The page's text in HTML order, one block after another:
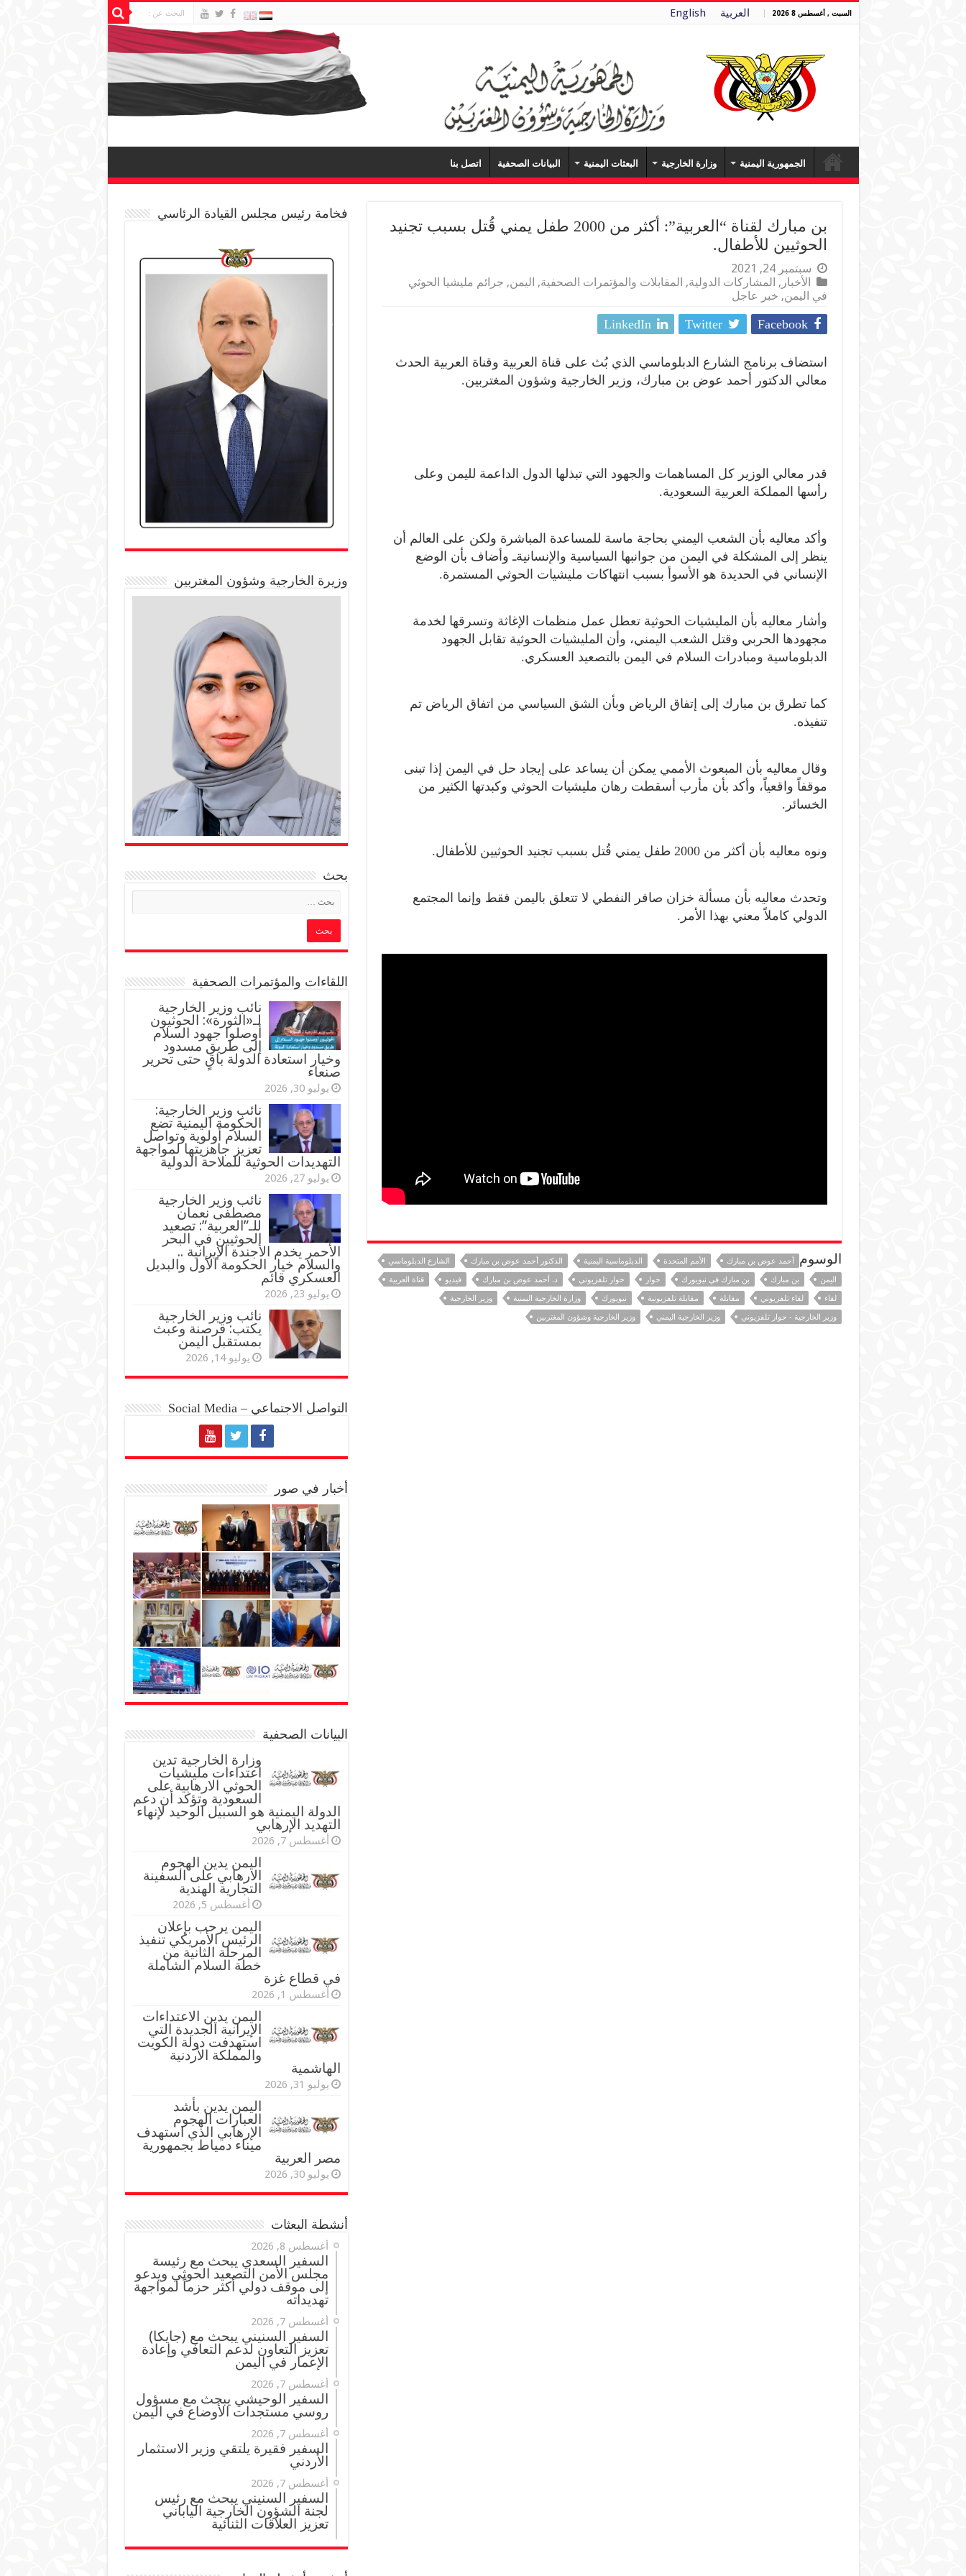
السبت , أغسطس 8 2026 العربية English
الجمهورية اليمنية وزارة الخارجية البعثات اليمنية البيانات الصحفية اتصل بنا
بن مبارك لقناة “العربية”: أكثر من 2000 طفل يمني قُتل بسبب تجنيد
الحوثيين للأطفال.
سبتمبر 24, 2021
الأخبار , المشاركات الدولية, المقابلات والمؤتمرات الصحفية, اليمن, جرائم مليشيا الحوثي
في اليمن, خبر عاجل
Facebook
Twitter
LinkedIn
استضاف برنامج الشارع الدبلوماسي الذي بُث على قناة العربية وقناة العربية الحدث
معالي الدكتور أحمد عوض بن مبارك، وزير الخارجية وشؤون المغتربين.
قدر معالي الوزير كل المساهمات والجهود التي تبذلها الدول الداعمة لليمن وعلى
رأسها المملكة العربية السعودية.
وأكد معاليه بأن الشعب اليمني بحاجة ماسة للمساعدة المباشرة ولكن على العالم أن
ينظر إلى المشكلة في اليمن من جوانبها السياسية والإنسانيةـ وأضاف بأن الوضع
الإنساني في الحديدة هو الأسوأ بسبب انتهاكات مليشيات الحوثي المستمرة.
وأشار معاليه بأن المليشيات الحوثية تعطل عمل منظمات الإغاثة وتسرقها لخدمة
مجهودها الحربي وقتل الشعب اليمني، وأن المليشيات الحوثية تقابل الجهود
الدبلوماسية ومبادرات السلام في اليمن بالتصعيد العسكري.
كما تطرق بن مبارك إلى إتفاق الرياض وبأن الشق السياسي من اتفاق الرياض تم
تنفيذه.
وقال معاليه بأن المبعوث الأممي يمكن أن يساعد على إيجاد حل في اليمن إذا تبنى
موقفاً واقعياً، وأكد بأن مأرب أسقطت رهان مليشيات الحوثي وكبدتها الكثير من
الخسائر.
ونوه معاليه بأن أكثر من 2000 طفل يمني قُتل بسبب تجنيد الحوثيين للأطفال.
وتحدث معاليه بأن مسألة خزان صافر النفطي لا تتعلق باليمن فقط وإنما المجتمع
الدولي كاملاً معني بهذا الأمر.
الوسوم أحمد عوض بن مبارك الأمم المتحدة الدبلوماسية اليمنية الدكتور أحمد عوض بن مبارك
الشارع الدبلوماسي
اليمن
بن مبارك بن مبارك في نيويورك حوار حوار تلفزيوني د. أحمد عوض بن مبارك فيديو
قناة العربية
لقاء
لقاء تلفزيوني مقابلة مقابلة تلفزيونية نيويورك وزارة الخارجية اليمنية
وزير الخارجية
وزير الخارجية - حوار تلفزيوني
وزير الخارجية اليمني وزير الخارجية وشؤون المغتربين
فخامة رئيس مجلس القيادة الرئاسي
وزيرة الخارجية وشؤون المغتربين
بحث
اللقاءات والمؤتمرات الصحفية
‏نائب وزير الخارجية
لـ«الثورة»: الحوثيون
أوصلوا جهود السلام
إلى طريق مسدود
وخيار استعادة الدولة باقٍ حتى تحرير
صنعاء
يوليو 30, 2026
نائب وزير الخارجية:
الحكومة اليمنية تضع
السلام أولوية وتواصل
تعزيز جاهزيتها لمواجهة
التهديدات الحوثية للملاحة الدولية
يوليو 27, 2026
نائب وزير الخارجية
مصطفى نعمان
للـ”العربية”: تصعيد
الحوثيين في البحر
الأحمر يخدم الأجندة الإيرانية ..
والسلام خيار الحكومة الأول والبديل
العسكري قائم
يوليو 23, 2026
نائب وزير الخارجية
يكتب: قرصنة وعبث
بمستقبل اليمن
يوليو 14, 2026
التواصل الاجتماعي – Social Media
أخبار في صور
البيانات الصحفية
وزارة الخارجية تدين
اعتداءات مليشيات
الحوثي الارهابية على
السعودية وتؤكد أن دعم
الدولة اليمنية هو السبيل الوحيد لإنهاء
التهديد الإرهابي
أغسطس 7, 2026
اليمن يدين الهجوم
الارهابي على السفينة
التجارية الهندية
أغسطس 5, 2026
اليمن يرحب بإعلان
الرئيس الأمريكي تنفيذ
المرحلة الثانية من
خطة السلام الشاملة
في قطاع غزة
أغسطس 1, 2026
اليمن يدين الاعتداءات
الإيرانية الجديدة التي
استهدفت دولة الكويت
والمملكة الأردنية
الهاشمية
يوليو 31, 2026
اليمن يدين بأشد
العبارات الهجوم
الإرهابي الذي استهدف
ميناء دمياط بجمهورية
مصر العربية
يوليو 30, 2026
أنشطة البعثات
أغسطس 8, 2026
السفير السعدي يبحث مع رئيسة
مجلس الأمن التصعيد الحوثي ويدعو
إلى موقف دولي أكثر حزماً لمواجهة
تهديداته
أغسطس 7, 2026
السفير السنيني يبحث مع (جايكا)
تعزيز التعاون لدعم التعافي وإعادة
الإعمار في اليمن
أغسطس 7, 2026
السفير الوحيشي يبحث مع مسؤول
روسي مستجدات الأوضاع في اليمن
أغسطس 7, 2026
السفير فقيرة يلتقي وزير الاستثمار
الأردني
أغسطس 7, 2026
السفير السنيني يبحث مع رئيس
لجنة الشؤون الخارجية الياباني
تعزيز العلاقات الثنائية